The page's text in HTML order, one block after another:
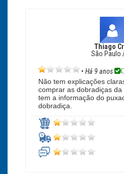
Thiago
São Paulo
• Há 9 anos
Não tem explicações
comprar as dobradiças
tem a informação do
dobradiça.